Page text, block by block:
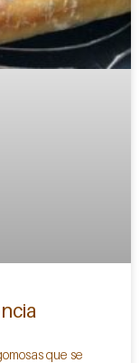
que se